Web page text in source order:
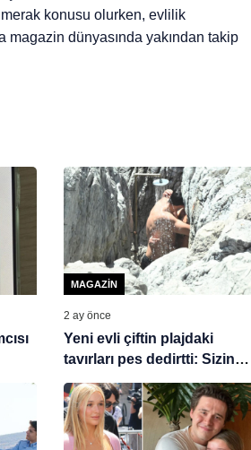
merak konusu olurken, evlilik
magazin dünyasında yakından takip
MAGAZIN
2 ay önce
Yeni evli çiftin plajdaki
tavırları pes dedirtti: Sizin
eviniz, odanız yok mu?